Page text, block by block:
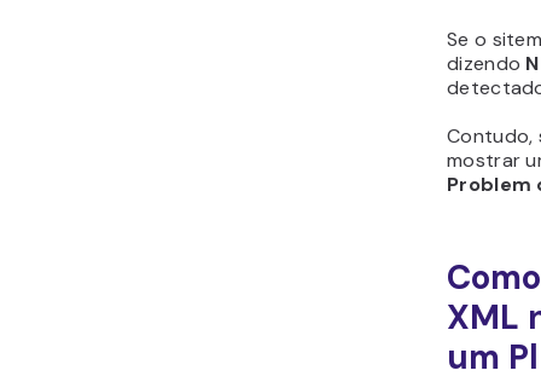
Se o
dizendo
Contudo,
mostrar
XML
um